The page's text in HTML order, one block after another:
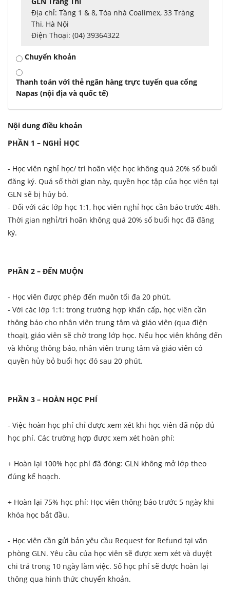
Địa chỉ: Tầng 1 & 8, Tòa nhà Coalimex, 33 Tràng
Thi, Hà Nội
Điện Thoại: (04) 39364322
Chuyển khoản
Thanh toán với thẻ ngân hàng trực tuyến qua cổng
Napas (nội địa và quốc tế)
Nội dung điều khoản
PHẦN 1 – NGHỈ HỌC
- Học viên nghỉ học/ trì hoãn việc học không quá 20% số buổi
đăng ký. Quá số thời gian này, quyền học tập của học viên tại
GLN sẽ bị hủy bỏ.
- Đối với các lớp học 1:1, học viên nghỉ học cần báo trước 48h.
Thời gian nghỉ/trì hoãn không quá 20% số buổi học đã đăng
ký.
PHẦN 2 – ĐẾN MUỘN
- Học viên được phép đến muôn tối đa 20 phút.
- Với các lớp 1:1: trong trường hợp khẩn cấp, học viên cần
thông báo cho nhân viên trung tâm và giáo viên (qua điện
thoại), giáo viên sẽ chờ trong lớp học. Nếu học viên không đến
và không thông báo, nhân viên trung tâm và giáo viên có
quyền hủy bỏ buổi học đó sau 20 phút.
PHẦN 3 – HOÀN HỌC PHÍ
- Việc hoàn học phí chỉ được xem xét khi học viên đã nộp đủ
học phí. Các trường hợp được xem xét hoàn phí:
+ Hoàn lại 100% học phí đã đóng: GLN không mở lớp theo
đúng kế hoạch.
+ Hoàn lại 75% học phí: Học viên thông báo trước 5 ngày khi
khóa học bắt đầu.
- Học viên cần gửi bản yêu cầu Request for Refund tại văn
phòng GLN. Yêu cầu của học viên sẽ được xem xét và duyệt
chi trả trong 10 ngày làm việc. Số học phí sẽ được hoàn lại
thông qua hình thức chuyển khoản.